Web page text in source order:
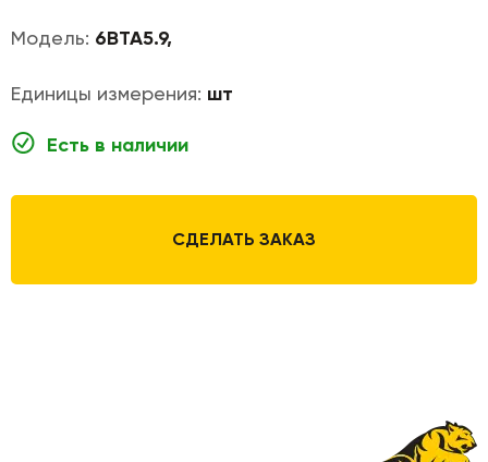
Модель: 6BTA5.9,
Единицы измерения: шт
Есть в наличии
СДЕЛАТЬ ЗАКАЗ